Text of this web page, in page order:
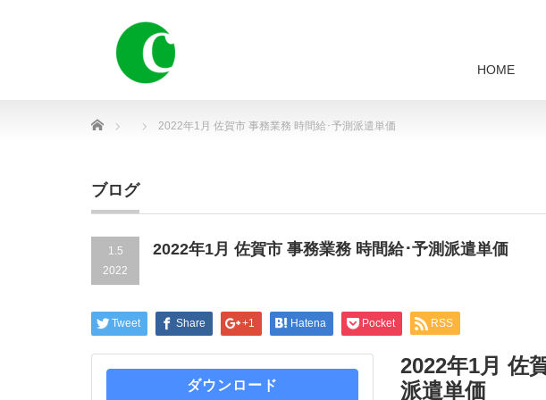
HOME
Home 2022年1月 佐賀市 事務業務 時間給･予測派遣単価
ブログ
1.5
2022
2022年1月 佐賀市 事務業務 時間給･予測派遣単価
Tweet Share +1 Hatena Pocket RSS
ダウンロード
2022年1月 佐
派遣単価